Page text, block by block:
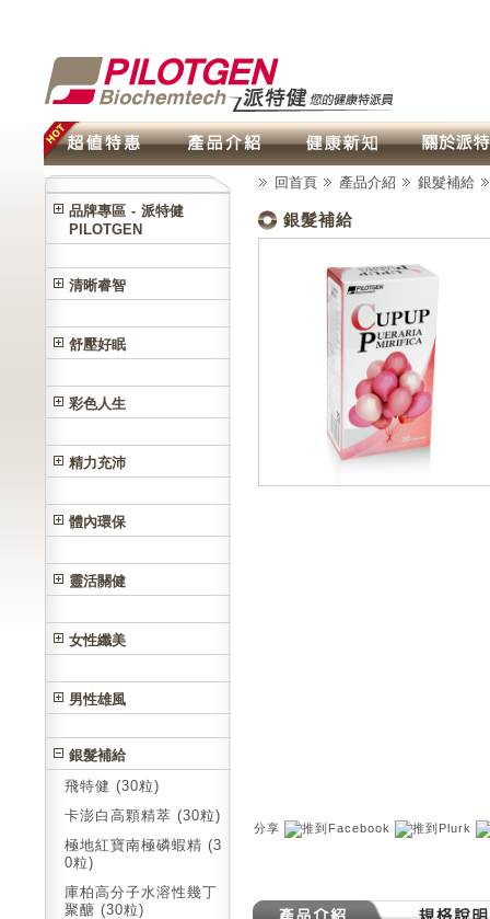
品牌專區 - 派特健
PILOTGEN
清晰睿智
舒壓好眠
彩色人生
精力充沛
體內環保
靈活關健
女性纖美
男性雄風
銀髮補給
飛特健 (30粒)
卡澎白高顆精萃 (30粒)
極地紅寶南極磷蝦精 (3
0粒)
庫柏高分子水溶性幾丁
聚醣 (30粒)
回首頁 產品介紹 銀髮補給
銀髮補給
分享